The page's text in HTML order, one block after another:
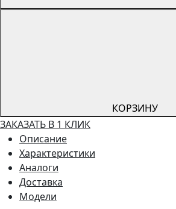
КОРЗИНУ
ЗАКАЗАТЬ В 1 КЛИК
Описание
Характеристики
Аналоги
Доставка
Модели